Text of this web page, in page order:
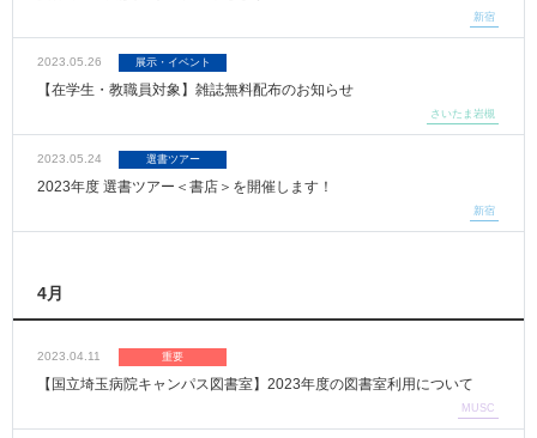
新宿
2023.05.26 展示・イベント
【在学生・教職員対象】雑誌無料配布のお知らせ
さいたま岩槻
2023.05.24 選書ツアー
2023年度 選書ツアー＜書店＞を開催します！
新宿
4月
2023.04.11 重要
【国立埼玉病院キャンパス図書室】2023年度の図書室利用について
MUSC